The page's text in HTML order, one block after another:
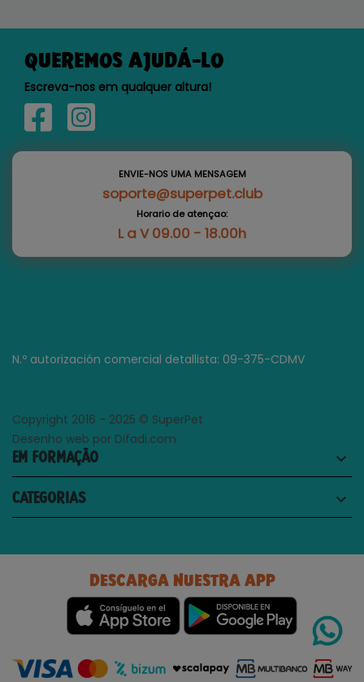
QUEREMOS AJUDÁ-LO
Escreva-nos em qualquer altura!
ENVIE-NOS UMA MENSAGEM
soporte@superpet.club
Horario de atençao:
L a V 09.00 - 18.00h
N.º autorización comercial detallista: 09-375-CDMV
Copyright 2016 - 2025 © SuperPet
Desenho web por Difadi.com
EM FORMAÇÃO keyboard_arrow_down
CATEGORIAS keyboard_arrow_down
DESCARGA NUESTRA APP